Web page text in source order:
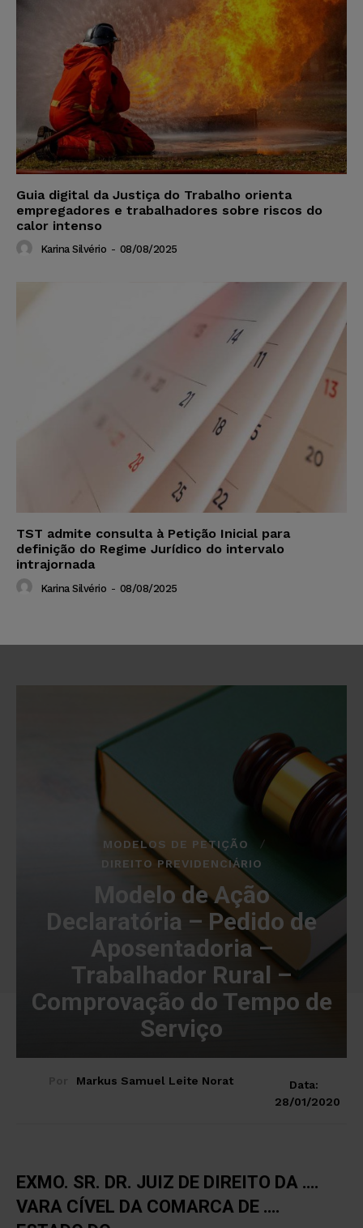
Guia digital da Justiça do Trabalho orienta
empregadores e trabalhadores sobre riscos do
calor intenso
Karina Silvério - 08/08/2025
TST admite consulta à Petição Inicial para
definição do Regime Jurídico do intervalo
intrajornada
Karina Silvério - 08/08/2025